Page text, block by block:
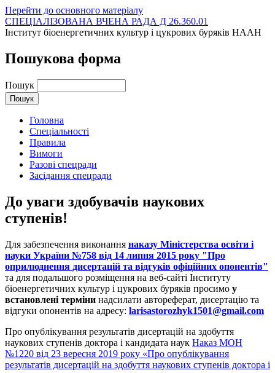
Перейти до основного матеріалу
СПЕЦІАЛІЗОВАНА ВЧЕНА РАДА Д 26.360.01
Інститут біоенергетичних культур і цукрових буряків НААН
Пошукова форма
Пошук
Головна
Спеціальності
Правила
Вимоги
Разові спецради
Засідання спецради
До уваги здобувачів наукових
ступенів!
Для забезпечення виконання наказу Міністерства освіти і
науки України №758 від 14 липня 2015 року "Про
оприлюднення дисертацій та відгуків офіційних опонентів"
та для подальшого розміщення на веб-сайті Інституту
біоенергетичних культур і цукрових буряків просимо у
встановлені терміни надсилати автореферат, дисертацію та
відгуки опонентів на адресу: larisastorozhyk1501@gmail.com
Про опублікування результатів дисертацій на здобуття
наукових ступенів доктора і кандидата наук Наказ МОН
№1220 від 23 вересня 2019 року «Про опублікування
результатів дисертацій на здобуття наукових ступенів доктора і